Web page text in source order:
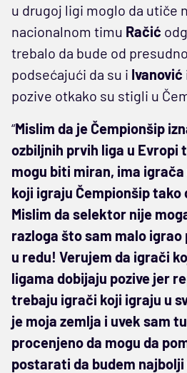
u drugoj ligi moglo da utiče
nacionalnom timu Račić
trebalo da bude od
podsećajući da su i Ivanović
pozive otkako su stigli u
“Mislim da je Čempionšip
ozbiljnih prvih liga u Evropi
mogu biti miran, ima
koji igraju Čempionšip tako
Mislim da selektor nije
razloga što sam malo
u redu! Verujem da igrači
ligama dobijaju pozive jer
trebaju igrači koji igraju u
je moja zemlja i uvek sam
procenjeno da mogu da
postarati da budem